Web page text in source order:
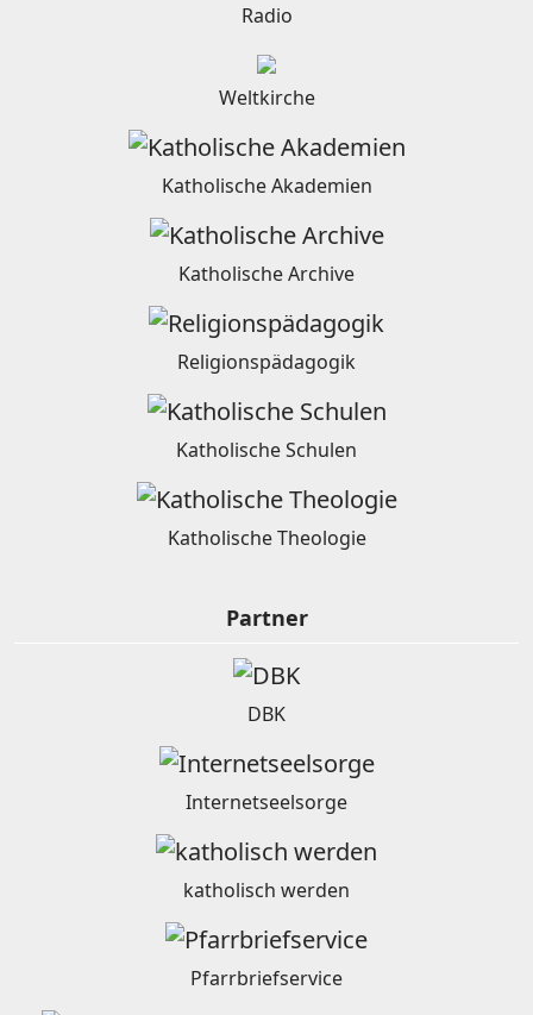
Radio
Weltkirche
Katholische Akademien
Katholische Archive
Religionspädagogik
Katholische Schulen
Katholische Theologie
Partner
DBK
Internetseelsorge
katholisch werden
Pfarrbriefservice